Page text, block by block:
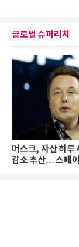
글로벌 슈퍼리치
머스크, 자산 하루
감소 추산… 스페